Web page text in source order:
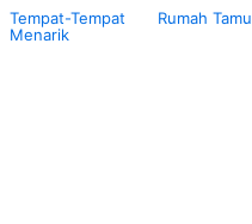
Tempat-Tempat
Menarik
Rumah Tamu